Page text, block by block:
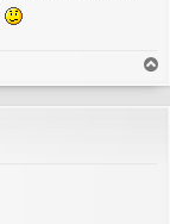
o
p